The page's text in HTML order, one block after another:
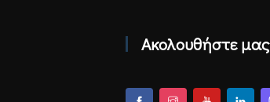
Ακολουθήστε μας